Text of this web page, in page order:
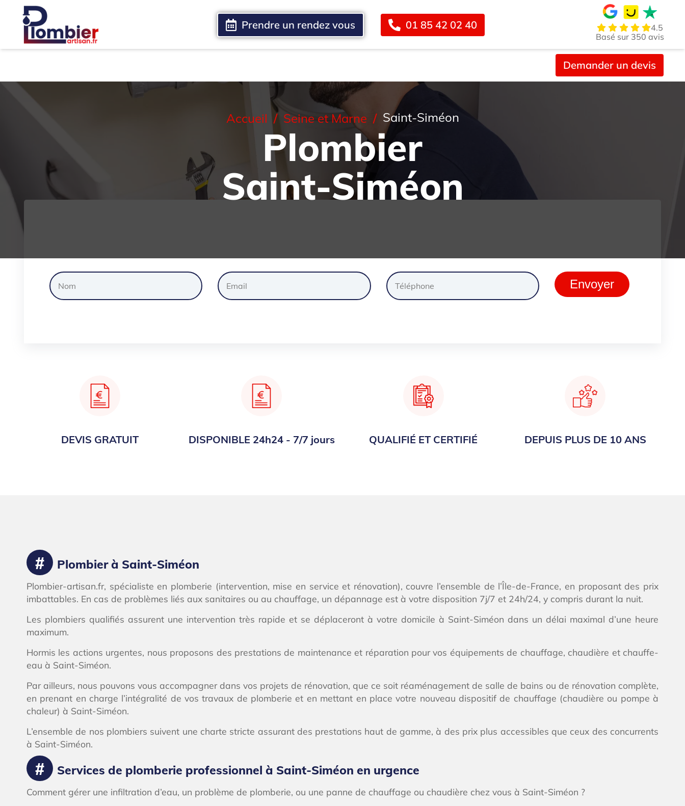
Prendre un rendez vous 01 85 42 02 40
4.5
Basé sur 350 avis
Demander un devis
Accueil Seine et Marne Saint-Siméon
Plombier
Saint-Siméon
Demander un devis gratuitement
Envoyer
DEVIS GRATUIT DISPONIBLE 24h24 - 7/7 jours QUALIFIÉ ET CERTIFIÉ DEPUIS PLUS DE 10 ANS
Plombier à Saint-Siméon
Plombier-artisan.fr, spécialiste en plomberie (intervention, mise en service et rénovation), couvre l’ensemble de l’Île-de-France, en proposant des prix
imbattables. En cas de problèmes liés aux sanitaires ou au chauffage, un dépannage est à votre disposition 7j/7 et 24h/24, y compris durant la nuit.
Les plombiers qualifiés assurent une intervention très rapide et se déplaceront à votre domicile à Saint-Siméon dans un délai maximal d’une heure
maximum.
Hormis les actions urgentes, nous proposons des prestations de maintenance et réparation pour vos équipements de chauffage, chaudière et chauffe-
eau à Saint-Siméon.
Par ailleurs, nous pouvons vous accompagner dans vos projets de rénovation, que ce soit réaménagement de salle de bains ou de rénovation complète,
en prenant en charge l’intégralité de vos travaux de plomberie et en mettant en place votre nouveau dispositif de chauffage (chaudière ou pompe à
chaleur) à Saint-Siméon.
L’ensemble de nos plombiers suivent une charte stricte assurant des prestations haut de gamme, à des prix plus accessibles que ceux des concurrents
à Saint-Siméon.
Services de plomberie professionnel à Saint-Siméon en urgence
Comment gérer une infiltration d’eau, un problème de plomberie, ou une panne de chauffage ou chaudière chez vous à Saint-Siméon ?